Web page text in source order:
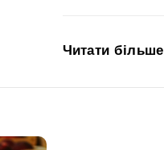
Читати більше